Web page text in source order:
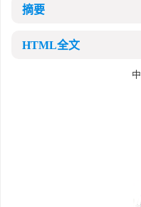
摘要
HTML全文
中国科学技